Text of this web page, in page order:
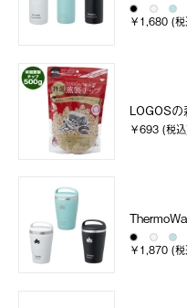
￥1,680 (税
LOGOSの
￥693 (税
￥1,870 (税